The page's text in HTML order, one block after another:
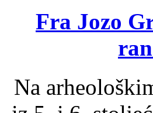
Fra Jozo
Na